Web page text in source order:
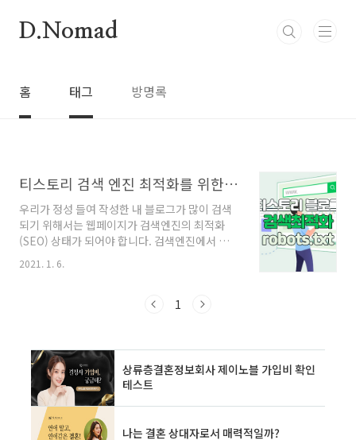
D.Nomad
홈 태그 방명록
티스토리 검색 엔진 최적화를 위한 설정(robots.txt)
우리가 정성 들여 작성한 내 블로그가 많이 검색
되기 위해서는 웹페이지가 검색엔진의 최적화
(SEO) 상태가 되어야 합니다. 검색엔진에서 사용
자들의 검색 키워드에 대한 정보를 제공하기 위
해서는 크롤러가 온라인상의 문서를 수집해야하
게 크롤러가 수집한 문서를 인덱서가 정리해서
니다. 크롤러는 단순히 사이트와 사이트의 링크
를 활용해 문서를 수집하는 역할을 합니다. 그 역
할을 하는 것이 robots.txt 파일입니다. 인덱서
는 다른 문제이므로 다음 포스팅에서 다루도록
하겠습니다. robots.txt 파일을 사용해서 크롤
링 제어하는 법 User-agent:* Disallow:/ ..
2021. 1. 6.
1